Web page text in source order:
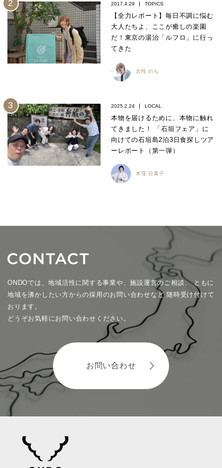
2017.4.29 TOPICS
【全力レポート】毎日不調に悩む
大人たちよ、ここが癒しの楽園
だ！東京の湯治「ルフロ」に行っ
てきた
古性 のち
2025.2.24 LOCAL
本物を届けるために、本物に触れ
てきました！ 「石垣フェア」に
向けての石垣島2泊3日食探しツア
ーレポート（第一弾）
米窪 日菜子
ONDOでは、地域活性に関する事業や、施設運営のご相談、ともに
地域を沸かしたい方からの採用のお問い合わせなど 随時受け付けて
おります。
どうぞお気軽にお問い合わせください。
お問い合わせ